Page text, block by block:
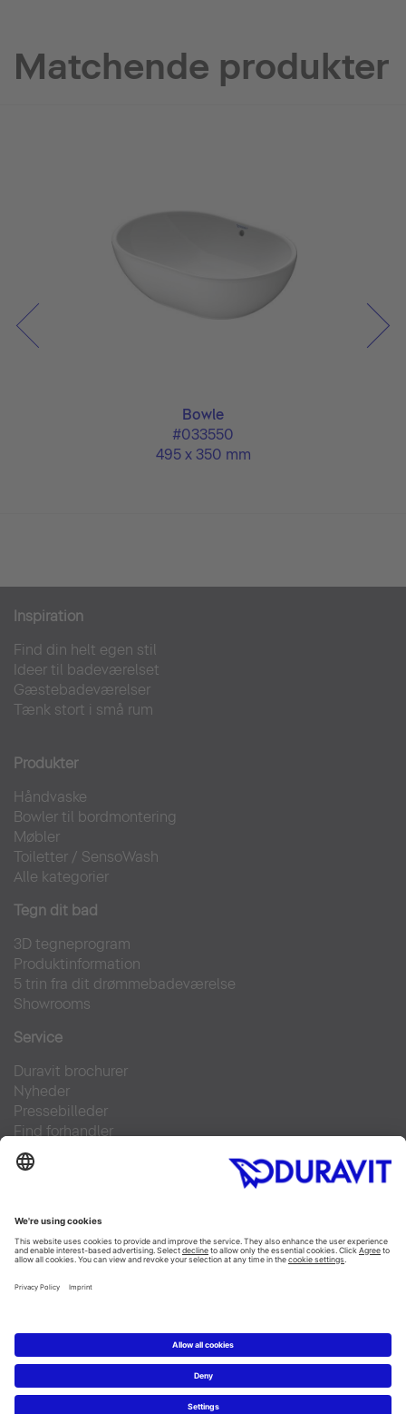
Matchende produkter
Bowle
#033550
495 x 350 mm
Inspiration
Find din helt egen stil
Ideer til badeværelset
Gæstebadeværelser
Tænk stort i små rum
Produkter
Håndvaske
Bowler til bordmontering
Møbler
Toiletter / SensoWash
Alle kategorier
Tegn dit bad
3D tegneprogram
Produktinformation
5 trin fra dit drømmebadeværelse
Showrooms
Service
Duravit brochurer
Nyheder
Pressebilleder
Find forhandler
Kontakt
FAQs
Facebook
Instagram
YouTube
Copyright © 2026 Duravit AG
Impressum|Databeskyttelseserklæring|Cookie settings